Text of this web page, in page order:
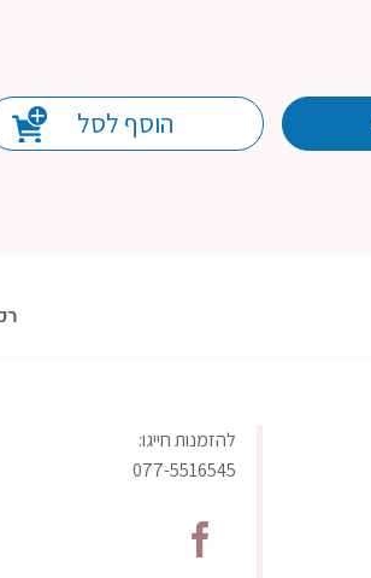
הוסף לסל
להזמנות חייגו:
077-5516545